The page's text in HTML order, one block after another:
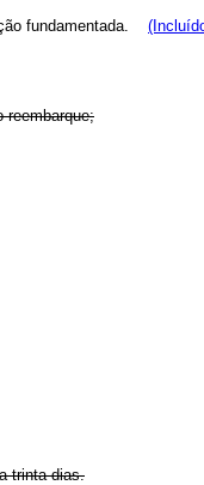
fundamentada.
reembarque;
trinta dias.